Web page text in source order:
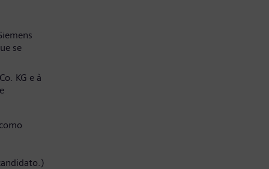
se
KG e à